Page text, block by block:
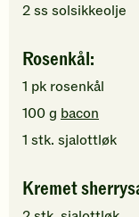
2ss solsikkeolje
Rosenkål:
1 pk rosenkål
100g bacon
1 stk. sjalottløk
Kremet